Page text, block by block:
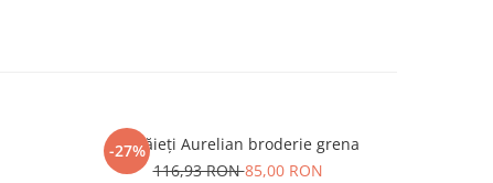
-27%
Ie băieți Aurelian broderie grena
116,93 RON85,00 RON